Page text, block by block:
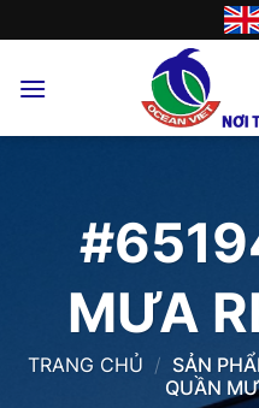
to
MƯA
TRANG CHỦ / SẢN
QUẦN